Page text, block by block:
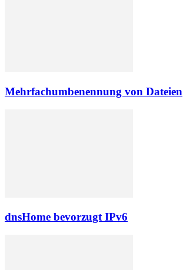
Mehrfachumbenennung von Dateien
dnsHome bevorzugt IPv6